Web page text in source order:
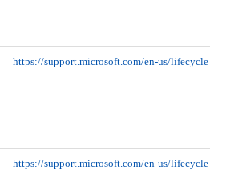
https://support.microsoft.com/en-us/lifecycle
https://support.microsoft.com/en-us/lifecycle